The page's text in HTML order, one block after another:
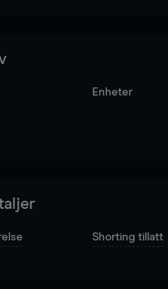
Enheter
Shorting tillatt